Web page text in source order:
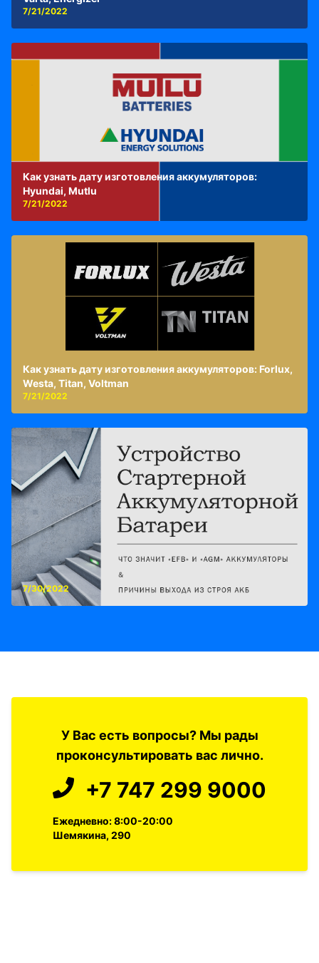
7/21/2022
Как узнать дату изготовления аккумуляторов:
Hyundai, Mutlu
7/21/2022
Как узнать дату изготовления аккумуляторов: Forlux,
Westa, Titan, Voltman
7/21/2022
7/30/2022
У Вас есть вопросы? Мы рады
проконсультировать вас лично.
+7 747 299 9000
Ежедневно: 8:00-20:00
Шемякина, 290